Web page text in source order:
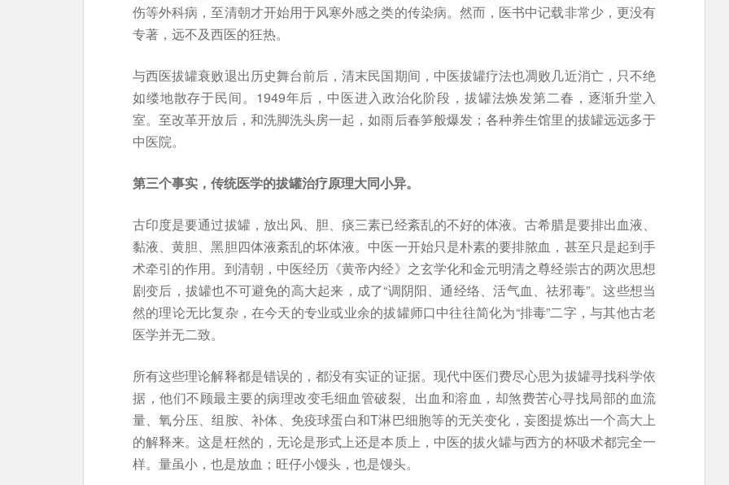
伤等外科病，至清朝才开始用于风寒外感之类的传染病。然而，医书中记载非常少，更没有
专著，远不及西医的狂热。
与西医拔罐衰败退出历史舞台前后，清末民国期间，中医拔罐疗法也凋败几近消亡，只不绝
如缕地散存于民间。1949年后，中医进入政治化阶段，拔罐法焕发第二春，逐渐升堂入
室。至改革开放后，和洗脚洗头房一起，如雨后春笋般爆发；各种养生馆里的拔罐远远多于
中医院。
第三个事实，传统医学的拔罐治疗原理大同小异。
古印度是要通过拔罐，放出风、胆、痰三素已经紊乱的不好的体液。古希腊是要排出血液、
黏液、黄胆、黑胆四体液紊乱的坏体液。中医一开始只是朴素的要排脓血，甚至只是起到手
术牵引的作用。到清朝，中医经历《黄帝内经》之玄学化和金元明清之尊经崇古的两次思想
剧变后，拔罐也不可避免的高大起来，成了“调阴阳、通经络、活气血、祛邪毒”。这些想当
然的理论无比复杂，在今天的专业或业余的拔罐师口中往往简化为“排毒”二字，与其他古老
医学并无二致。
所有这些理论解释都是错误的，都没有实证的证据。现代中医们费尽心思为拔罐寻找科学依
据，他们不顾最主要的病理改变毛细血管破裂、出血和溶血，却煞费苦心寻找局部的血流
量、氧分压、组胺、补体、免疫球蛋白和T淋巴细胞等的无关变化，妄图提炼出一个高大上
的解释来。这是枉然的，无论是形式上还是本质上，中医的拔火罐与西方的杯吸术都完全一
样。量虽小，也是放血；旺仔小馒头，也是馒头。